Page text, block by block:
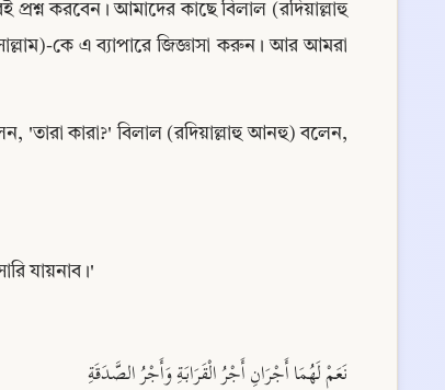
প্রশ্ন করবেন। আমাদের কাছে বিলাল (রদিয়াল্লাহু
কে এ ব্যাপারে জিজ্ঞাসা করুন। আর আমরা
'তারা কারা?' বিলাল (রদিয়াল্লাহু আনহু) বলেন,
যায়নাব।'
نَعَمْ لَهُمَا أَجْرَانِ أَجْرُ الْقَرَابَةِ وَأَجْرُ الصَّدَقَةِ